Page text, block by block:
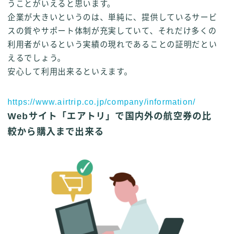
うことがいえると思います。
企業が大きいというのは、単純に、提供しているサービ
スの質やサポート体制が充実していて、それだけ多くの
利用者がいるという実績の現れであることの証明だとい
えるでしょう。
安心して利用出来るといえます。
https://www.airtrip.co.jp/company/information/
Webサイト「エアトリ」で国内外の航空券の比
較から購入まで出来る